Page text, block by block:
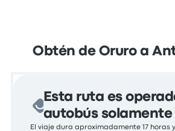
Obtén de Oruro a
Esta ruta es
autobús solamente
El viaje dura aproximadamente 17 horas